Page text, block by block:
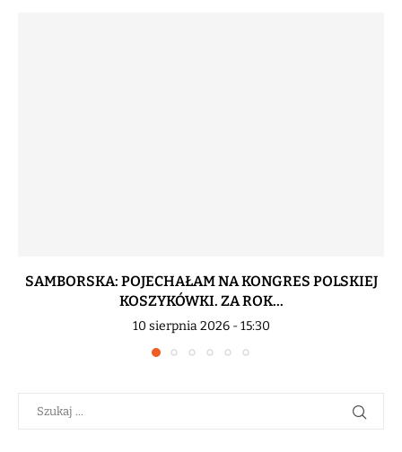
SAMBORSKA: POJECHAŁAM NA KONGRES POLSKIEJ
KOSZYKÓWKI. ZA ROK...
10 sierpnia 2026 - 15:30